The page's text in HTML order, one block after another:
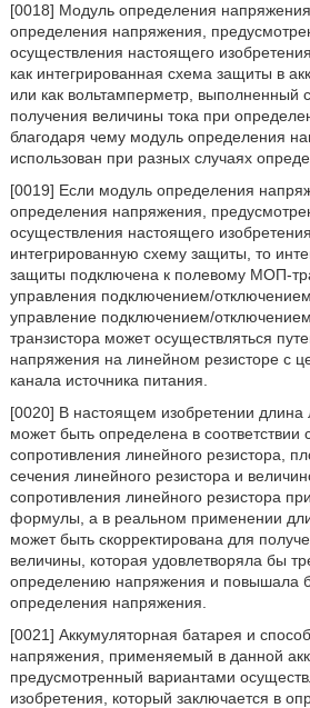
[0018] Модуль определения
определения напряжения,
осуществления настоящего
как интегрированная схема защиты в
или как вольтамперметр, выполненный
получения величины тока при
благодаря чему модуль определения
использован при разных случаях
[0019] Если модуль определения
определения напряжения,
осуществления настоящего
интегрированную схему защиты, то
защиты подключена к полевому МОП-
управления подключением/
управление подключением/
транзистора может осуществляться
напряжения на линейном резисторе с
канала источника питания.
[0020] В настоящем изобретении длина
может быть определена в соответствии
сопротивления линейного резистора,
сечения линейного резистора и
сопротивления линейного резистора
формулы, а в реальном применении
может быть скорректирована для
величины, которая удовлетворяла бы
определению напряжения и повышала
определения напряжения.
[0021] Аккумуляторная батарея и
напряжения, применяемый в данной
предусмотренный вариантами
изобретения, который заключается в